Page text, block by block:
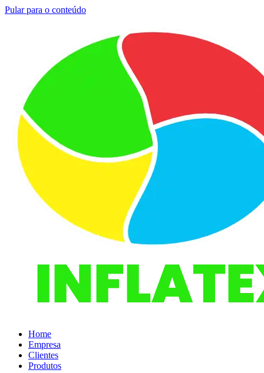
Pular para o conteúdo
Home
Empresa
Clientes
Produtos